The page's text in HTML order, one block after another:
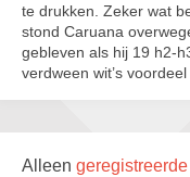
te drukken. Zeker wat
stond Caruana
gebleven als hij 19 h2-
verdween wit’s
Alleen geregistreerde